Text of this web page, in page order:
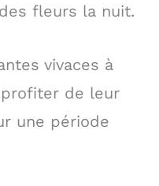
fleurs la nuit.
vivaces à
de leur
une période